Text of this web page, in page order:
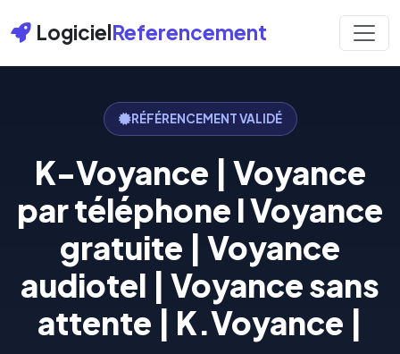
LogicielReferencement
RÉFÉRENCEMENT VALIDÉ
K-Voyance | Voyance
par téléphone l Voyance
gratuite | Voyance
audiotel | Voyance sans
attente | K.Voyance |